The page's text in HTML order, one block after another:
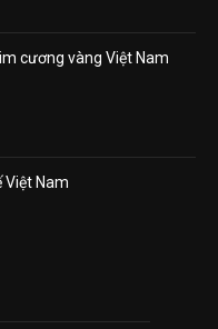
cương vàng Việt Nam
Việt Nam